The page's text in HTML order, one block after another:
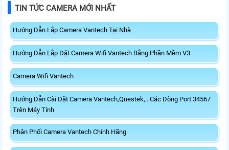
TIN TỨC CAMERA MỚI NHẤT
Hướng Dẫn Lắp Camera Vantech Tại Nhà
Hướng Dẫn Lắp Đặt Camera Wifi Vantech Bằng Phần Mềm V3
Camera Wifi Vantech
Hướng Dẫn Cài Đặt Camera Vantech,Questek,...Các Dòng Port 34567
Trên Máy Tính
Phân Phối Camera Vantech Chính Hãng